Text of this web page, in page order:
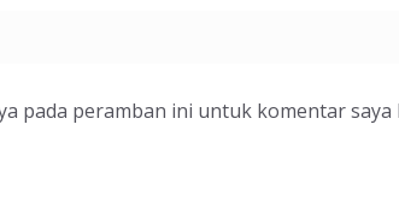
pada peramban ini untuk komentar